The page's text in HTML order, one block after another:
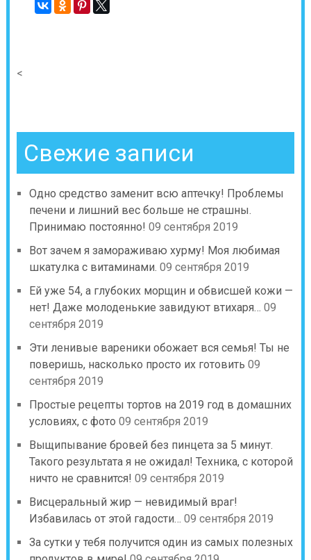
<
Свежие записи
Одно средство заменит всю аптечку! Проблемы
печени и лишний вес больше не страшны.
Принимаю постоянно! 09 сентября 2019
Вот зачем я замораживаю хурму! Моя любимая
шкатулка с витаминами. 09 сентября 2019
Ей уже 54, а глубоких морщин и обвисшей кожи —
нет! Даже молоденькие завидуют втихаря… 09
сентября 2019
Эти ленивые вареники обожает вся семья! Ты не
поверишь, насколько просто их готовить 09
сентября 2019
Простые рецепты тортов на 2019 год в домашних
условиях, с фото 09 сентября 2019
Выщипывание бровей без пинцета за 5 минут.
Такого результата я не ожидал! Техника, с которой
ничто не сравнится! 09 сентября 2019
Висцеральный жир — невидимый враг!
Избавилась от этой гадости… 09 сентября 2019
За сутки у тебя получится один из самых полезных